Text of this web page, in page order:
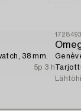
38 mm.
5p 3 h